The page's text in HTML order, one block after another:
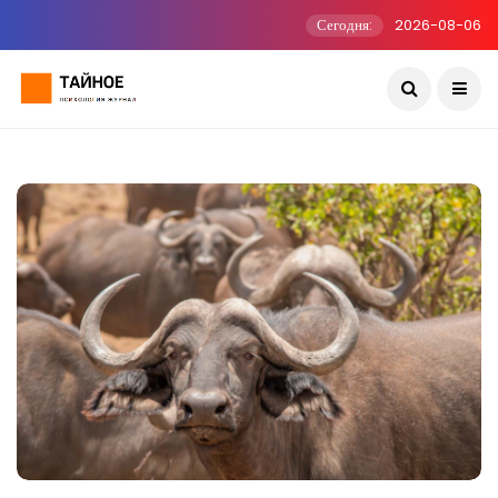
Сегодня: 2026-08-06